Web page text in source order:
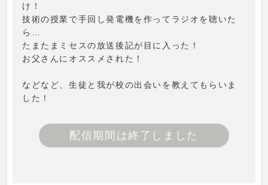
け！
技術の授業で手回し発電機を作ってラジオを聴いた
ら…
たまたまミセスの放送後記が目に入った！
お父さんにオススメされた！
などなど、生徒と我が校の出会いを教えてもらいま
した！
配信期間は終了しました